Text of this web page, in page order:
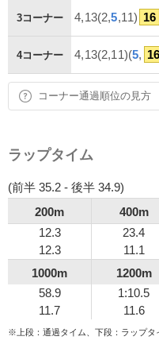
3コーナー 4,13(2,5,11) 16
4コーナー 4,13(2,11)(5, 16
コーナー通過順位の見方
ラップタイム
(前半 35.2 - 後半 34.9)
200m
400m
12.3
12.3
23.4
11.1
1000m
1200m
58.9
11.7
1:10.5
11.6
※上段：通過タイム、下段：ラップタ